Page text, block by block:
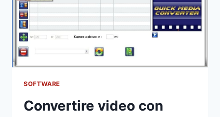
SOFTWARE
Convertire video con